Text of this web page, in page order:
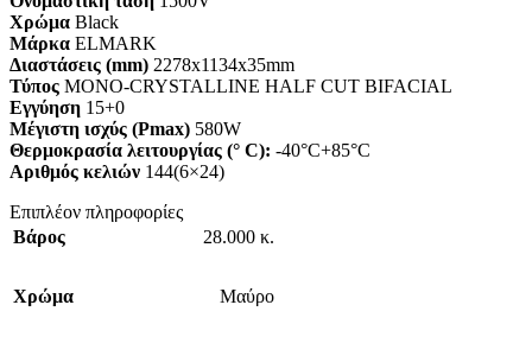
Χρώμα Black
Μάρκα ELMARK
Διαστάσεις (mm) 2278x1134x35mm
Τύπος MONO-CRYSTALLINE HALF CUT BIFACIAL
Εγγύηση 15+0
Μέγιστη ισχύς (Pmax) 580W
Θερμοκρασία λειτουργίας (° C): -40°C+85°C
Αριθμός κελιών 144(6×24)
Επιπλέον πληροφορίες
Βάρος
28.000 κ.
Χρώμα Μαύρο